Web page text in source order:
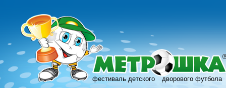
фестиваль детского дворового футбола
R